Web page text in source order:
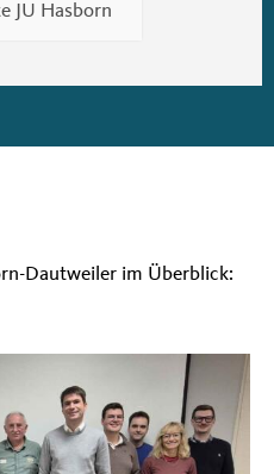
JU Hasborn
Dautweiler im Überblick: